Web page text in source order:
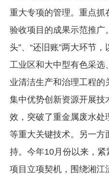
重大专项的管理。重点抓
验收项目的成果示范推广
头”、“还旧账”两大环节
工业区和大中型有色采
业清洁生产和治理工程的
集中优势创新资源开展技
效，突破了重金属废水处
等重大关键技术。另一方
持。今年10月份以来，紧
项目立项契机，围绕湘江